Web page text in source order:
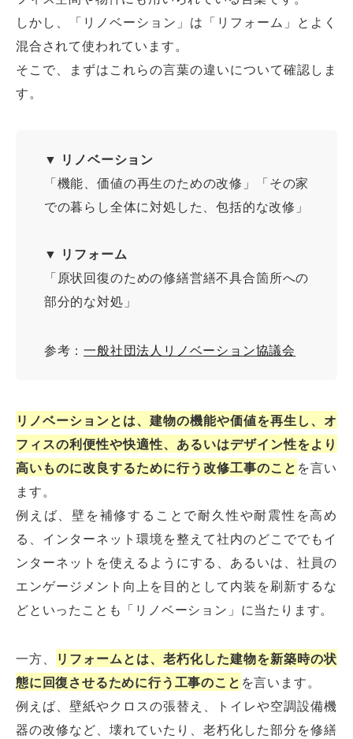
しかし、「リノベーション」は「リフォーム」とよく
混合されて使われています。
そこで、まずはこれらの言葉の違いについて確認しま
す。
▼ リノベーション
「機能、価値の再生のための改修」「その家
での暮らし全体に対処した、包括的な改修」
▼ リフォーム
「原状回復のための修繕営繕不具合箇所への
部分的な対処」
参考：一般社団法人リノベーション協議会
リノベーションとは、建物の機能や価値を再生し、オ
フィスの利便性や快適性、あるいはデザイン性をより
高いものに改良するために行う改修工事のこと を言い
ます。
例えば、壁を補修することで耐久性や耐震性を高め
る、インターネット環境を整えて社内のどこででもイ
ンターネットを使えるようにする、あるいは、社員の
エンゲージメント向上を目的として内装を刷新するな
どといったことも「リノベーション」に当たります。
一方、
リフォームとは、老朽化した建物を新築時の状
態に回復させるために行う工事のこと を言います。
例えば、壁紙やクロスの張替え、トイレや空調設備機
器の改修など、壊れていたり、老朽化した部分を修繕